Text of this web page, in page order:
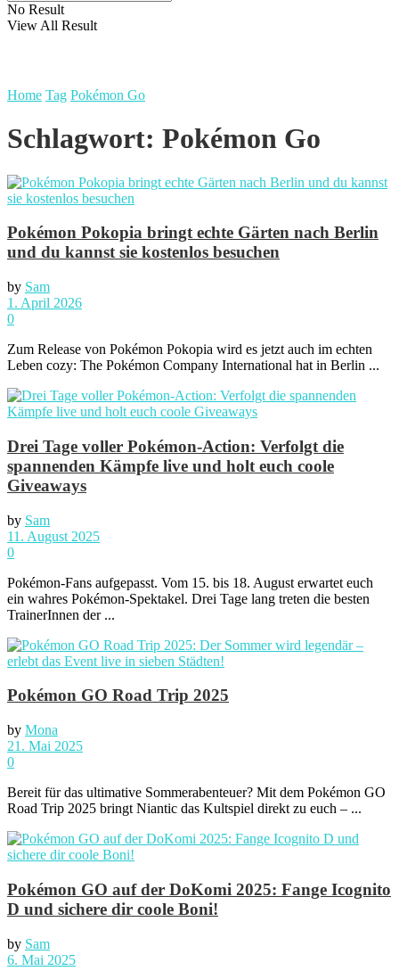
No Result
View All Result
Home Tag Pokémon Go
Schlagwort: Pokémon Go
Pokémon Pokopia bringt echte Gärten nach Berlin
und du kannst sie kostenlos besuchen
by Sam
1. April 2026
0
Zum Release von Pokémon Pokopia wird es jetzt auch im echten
Leben cozy: The Pokémon Company International hat in Berlin ...
Drei Tage voller Pokémon-Action: Verfolgt die
spannenden Kämpfe live und holt euch coole
Giveaways
by Sam
11. August 2025
0
Pokémon-Fans aufgepasst. Vom 15. bis 18. August erwartet euch
ein wahres Pokémon-Spektakel. Drei Tage lang treten die besten
TrainerInnen der ...
Pokémon GO Road Trip 2025
by Mona
21. Mai 2025
0
Bereit für das ultimative Sommerabenteuer? Mit dem Pokémon GO
Road Trip 2025 bringt Niantic das Kultspiel direkt zu euch – ...
Pokémon GO auf der DoKomi 2025: Fange Icognito
D und sichere dir coole Boni!
by Sam
6. Mai 2025